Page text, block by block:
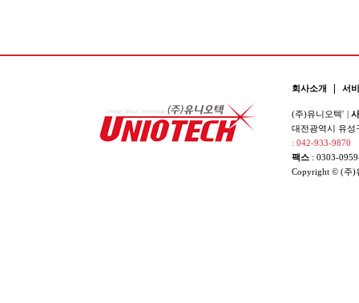
회사소개 | 서
(주)유니오텍' |
대전광역시 유성
: 042-933-9870
팩스 : 0303-
Copyright © (주)